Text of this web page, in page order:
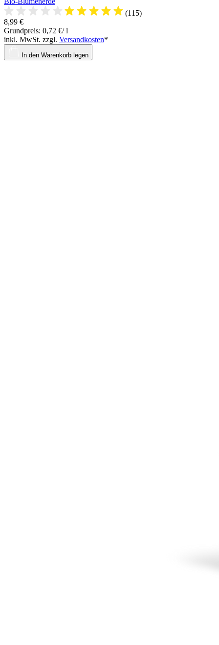
(115)
8,99 €
Grundpreis: 0,72 €/ l
inkl. MwSt. zzgl. Versandkosten*
In den Warenkorb legen